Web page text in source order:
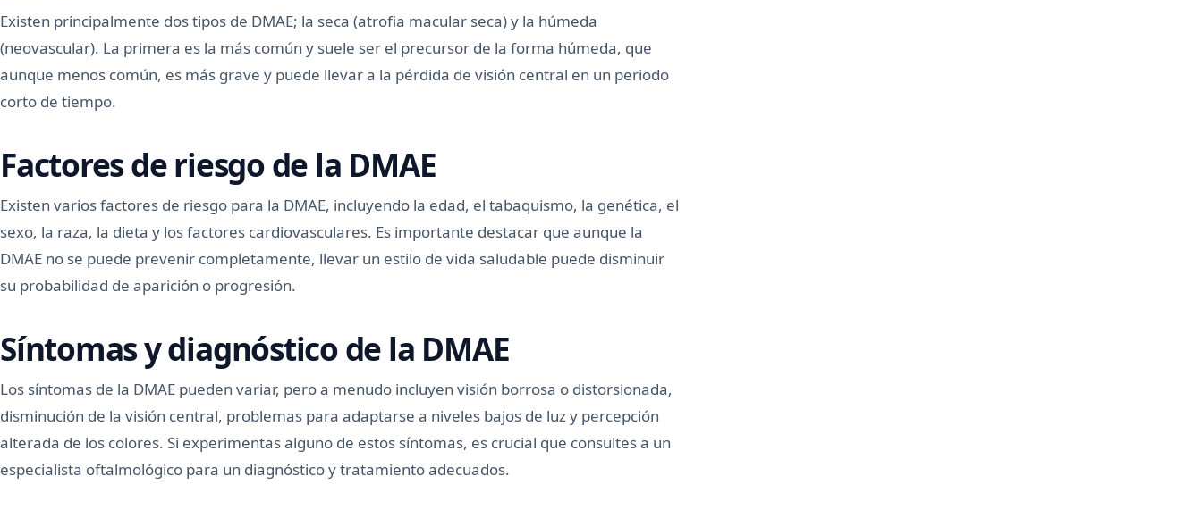
Existen principalmente dos tipos de DMAE; la seca (atrofia macular seca) y la húmeda
(neovascular). La primera es la más común y suele ser el precursor de la forma húmeda, que
aunque menos común, es más grave y puede llevar a la pérdida de visión central en un periodo
corto de tiempo.
Factores de riesgo de la DMAE
Existen varios factores de riesgo para la DMAE, incluyendo la edad, el tabaquismo, la genética, el
sexo, la raza, la dieta y los factores cardiovasculares. Es importante destacar que aunque la
DMAE no se puede prevenir completamente, llevar un estilo de vida saludable puede disminuir
su probabilidad de aparición o progresión.
Síntomas y diagnóstico de la DMAE
Los síntomas de la DMAE pueden variar, pero a menudo incluyen visión borrosa o distorsionada,
disminución de la visión central, problemas para adaptarse a niveles bajos de luz y percepción
alterada de los colores. Si experimentas alguno de estos síntomas, es crucial que consultes a un
especialista oftalmológico para un diagnóstico y tratamiento adecuados.